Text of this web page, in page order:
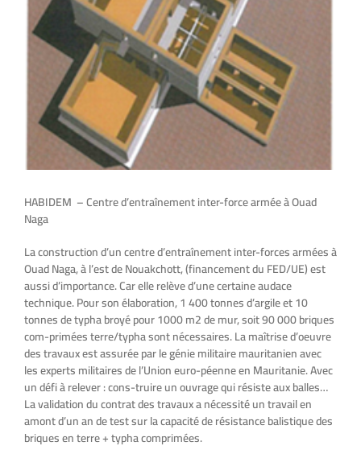
HABIDEM – Centre d’entraînement inter-force armée à Ouad
Naga
La construction d’un centre d’entraînement inter-forces armées à
Ouad Naga, à l’est de Nouakchott, (financement du FED/UE) est
aussi d’importance. Car elle relève d’une certaine audace
technique. Pour son élaboration, 1 400 tonnes d’argile et 10
tonnes de typha broyé pour 1000 m2 de mur, soit 90 000 briques
com-primées terre/typha sont nécessaires. La maîtrise d’oeuvre
des travaux est assurée par le génie militaire mauritanien avec
les experts militaires de l’Union euro-péenne en Mauritanie. Avec
un défi à relever : cons-truire un ouvrage qui résiste aux balles…
La validation du contrat des travaux a nécessité un travail en
amont d’un an de test sur la capacité de résistance balistique des
briques en terre + typha comprimées.